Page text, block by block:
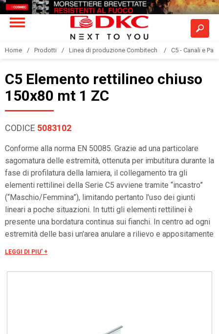
Home Prodotti Linea di produzione Combitech C5 - Canali e
C5 Elemento rettilineo chiuso
150x80 mt 1 ZC
CODICE 5083102
Conforme alla norma EN 50085. Grazie ad una particolare
sagomatura delle estremità, ottenuta per imbutitura durante la
fase di profilatura della lamiera, il collegamento tra gli
elementi rettilinei della Serie C5 avviene tramite “incastro”
(“Maschio/Femmina”), limitando pertanto l'uso dei giunti
lineari a poche situazioni. In tutti gli elementi rettilinei è
presente una bordatura continua sui fianchi. In centro ad ogni
estremità delle basi un'area anulare a rilievo e appositamente
maggiore tenuta ai carichi e consente l’assemblaggio di tutti i
LEGGI DI PIU' +